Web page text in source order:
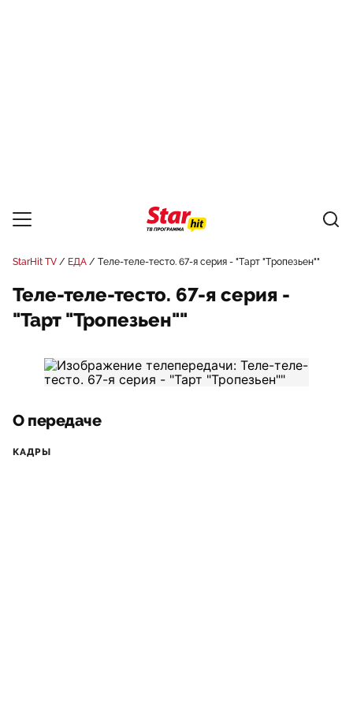
StarHit TV ЕДА Теле-теле-тесто. 67-я серия - "Тарт "Тропезьен""
Теле-теле-тесто. 67-я серия -
"Тарт "Тропезьен""
О передаче
КАДРЫ